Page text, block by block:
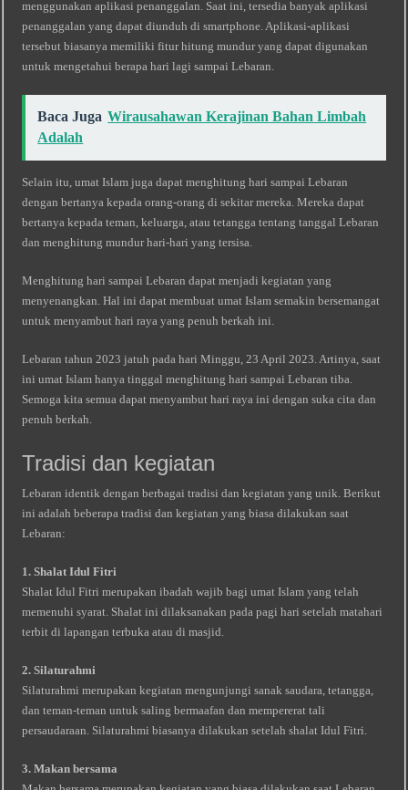
menggunakan aplikasi penanggalan. Saat ini, tersedia banyak aplikasi
penanggalan yang dapat diunduh di smartphone. Aplikasi-aplikasi
tersebut biasanya memiliki fitur hitung mundur yang dapat digunakan
untuk mengetahui berapa hari lagi sampai Lebaran.
Baca Juga Wirausahawan Kerajinan Bahan Limbah
Adalah
Selain itu, umat Islam juga dapat menghitung hari sampai Lebaran
dengan bertanya kepada orang-orang di sekitar mereka. Mereka dapat
bertanya kepada teman, keluarga, atau tetangga tentang tanggal Lebaran
dan menghitung mundur hari-hari yang tersisa.
Menghitung hari sampai Lebaran dapat menjadi kegiatan yang
menyenangkan. Hal ini dapat membuat umat Islam semakin bersemangat
untuk menyambut hari raya yang penuh berkah ini.
Lebaran tahun 2023 jatuh pada hari Minggu, 23 April 2023. Artinya, saat
ini umat Islam hanya tinggal menghitung hari sampai Lebaran tiba.
Semoga kita semua dapat menyambut hari raya ini dengan suka cita dan
penuh berkah.
Tradisi dan kegiatan
Lebaran identik dengan berbagai tradisi dan kegiatan yang unik. Berikut
ini adalah beberapa tradisi dan kegiatan yang biasa dilakukan saat
Lebaran:
1. Shalat Idul Fitri
Shalat Idul Fitri merupakan ibadah wajib bagi umat Islam yang telah
memenuhi syarat. Shalat ini dilaksanakan pada pagi hari setelah matahari
terbit di lapangan terbuka atau di masjid.
2. Silaturahmi
Silaturahmi merupakan kegiatan mengunjungi sanak saudara, tetangga,
dan teman-teman untuk saling bermaafan dan mempererat tali
persaudaraan. Silaturahmi biasanya dilakukan setelah shalat Idul Fitri.
3. Makan bersama